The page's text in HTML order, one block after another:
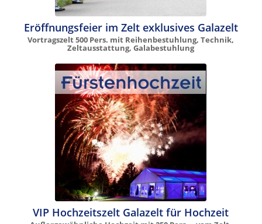
Eröffnungsfeier im Zelt exklusives Galazelt
Vortragszelt 500 Pers. mit Reihenbestuhlung, Technik,
Zeltausstattung, Galabestuhlung
VIP Hochzeitszelt Galazelt für Hochzeit